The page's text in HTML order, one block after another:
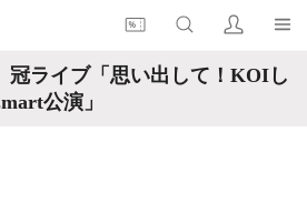
冠ライブ「思い出して！KOIし
公演」